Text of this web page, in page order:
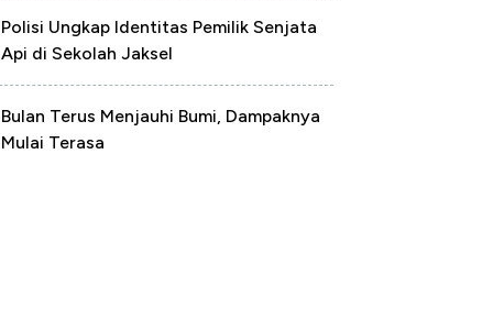
Polisi Ungkap Identitas Pemilik Senjata
Api di Sekolah Jaksel
Bulan Terus Menjauhi Bumi, Dampaknya
Mulai Terasa